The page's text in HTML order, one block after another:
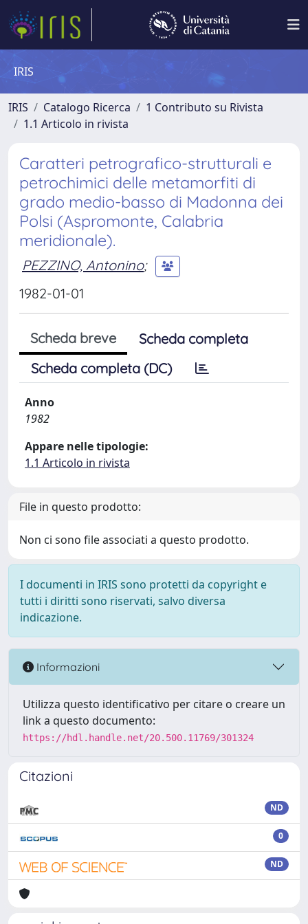
IRIS
IRIS Catalogo Ricerca
1 Contributo su Rivista
1.1 Articolo in rivista
Caratteri petrografico-strutturali e
petrochimici delle metamorfiti di
grado medio-basso di Madonna dei
Polsi (Aspromonte, Calabria
meridionale).
PEZZINO, Antonino;
1982-01-01
Scheda breve
Scheda completa
Scheda completa (DC)
Anno
1982
Appare nelle tipologie:
1.1 Articolo in rivista
File in questo prodotto:
Non ci sono file associati a questo prodotto.
I documenti in IRIS sono protetti da copyright e
tutti i diritti sono riservati, salvo diversa
indicazione.
Informazioni
Utilizza questo identificativo per citare o creare un
link a questo documento:
https://hdl.handle.net/20.500.11769/301324
Citazioni
ND
0
ND